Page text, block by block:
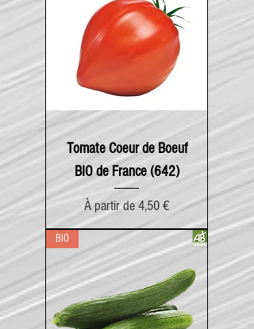
Tomate Coeur de Boeuf
BIO de France (642)
À partir de4,50 €
Prix promotionnel
BIO